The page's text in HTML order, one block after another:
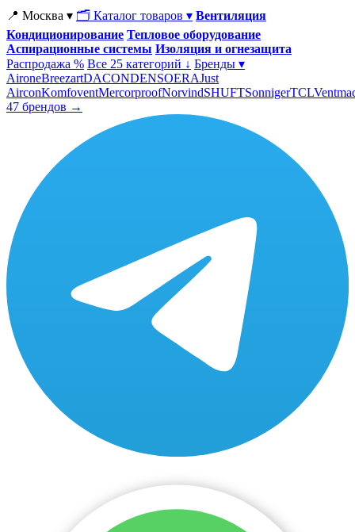
📍 Москва ▾ 🗂 Каталог товаров ▾ Вентиляция
Кондиционирование Тепловое оборудование
Аспирационные системы Изоляция и огнезащита
Распродажа % Все 25 категорий ↓ Бренды ▾
AironeBreezartDACONDENSOERAJust
AirconKomfoventMercorproofNorvindSHUFTSonnigerTCL
47 брендов →